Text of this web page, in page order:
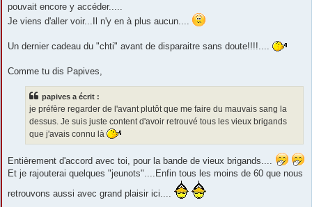
pouvait encore y accéder.....
Je viens d'aller voir...Il n'y en à plus aucun....
Un dernier cadeau du "chti" avant de disparaitre sans doute!!!!....
Comme tu dis Papives,
papives a écrit :
je préfère regarder de l'avant plutôt que me faire du mauvais sang la
dessus. Je suis juste content d'avoir retrouvé tous les vieux brigands
que j'avais connu là
Entièrement d'accord avec toi, pour la bande de vieux brigands....
Et je rajouterai quelques "jeunots"....Enfin tous les moins de 60 que nous
retrouvons aussi avec grand plaisir ici....